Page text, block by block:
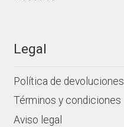
Legal
Política de devoluciones
Términos y condiciones
Aviso legal